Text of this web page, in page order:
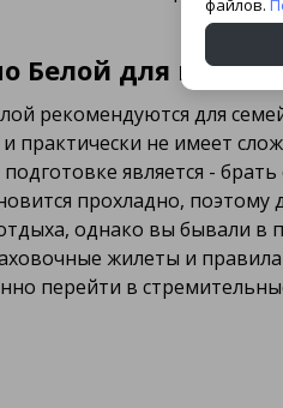
Белой для
рекомендуются для
практически не имеет
является -
прохладно,
однако вы бывали в
жилеты и
перейти в
файлов.